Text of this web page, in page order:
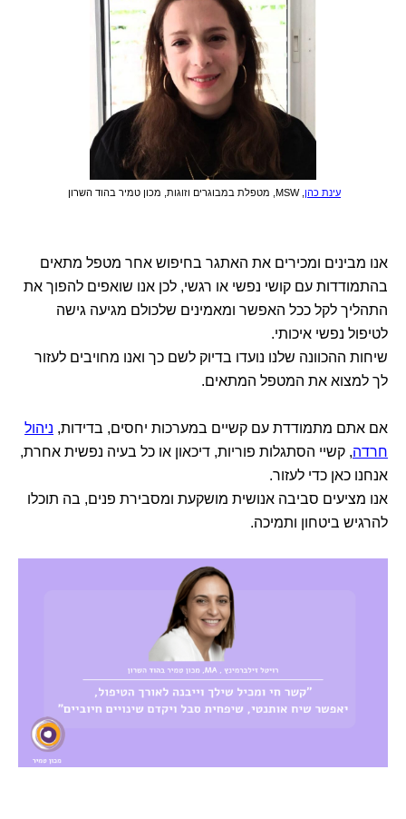
עינת כהן , MSW, מטפלת במבוגרים וזוגות, מכון טמיר בהוד השרון
אנו מבינים ומכירים את האתגר בחיפוש אחר מטפל מתאים
בהתמודדות עם קושי נפשי או רגשי, לכן אנו שואפים להפוך את
התהליך לקל ככל האפשר ומאמינים שלכולם מגיעה גישה
לטיפול נפשי איכותי.
שיחות ההכוונה שלנו נועדו בדיוק לשם כך ואנו מחויבים לעזור
לך למצוא את המטפל המתאים.
אם אתם מתמודדת עם קשיים במערכות יחסים, בדידות, ניהול
חרדה, קשיי הסתגלות פוריות, דיכאון או כל בעיה נפשית אחרת,
אנחנו כאן כדי לעזור.
אנו מציעים סביבה אנושית מושקעת ומסבירת פנים, בה תוכלו
להרגיש ביטחון ותמיכה.